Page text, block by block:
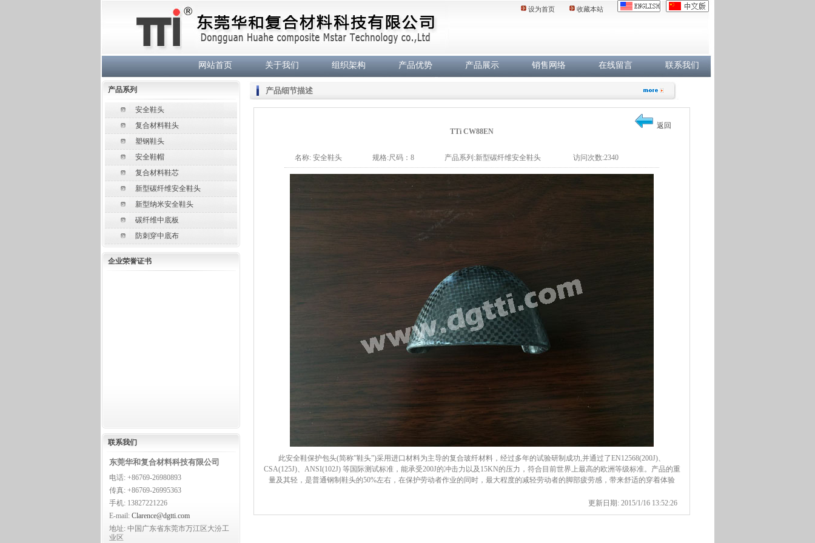
收藏本站
设为首页
联系我们
在线留言
销售网络
产品展示
产品优势
组织架构
关于我们
网站首页
产品系列
安全鞋头
复合材料鞋头
塑钢鞋头
安全鞋帽
复合材料鞋芯
新型碳纤维安全鞋头
新型纳米安全鞋头
碳纤维中底板
防刺穿中底布
企业荣誉证书
联系我们
东莞华和复合材料科技有限公司
电话: +86769-26980893
传真: +86769-26995363
手机: 13827221226
E-mail: Clarence@dgtti.com
地址: 中国广东省东莞市万江区大汾工
业区
产品细节描述
返回
TTi CW88EN
名称: 安全鞋头 规格:尺码：8 产品系列:新型碳纤维安全鞋头 访问次数:2340
此安全鞋保护包头(简称”鞋头”)采用进口材料为主导的复合玻纤材料，经过多年的试验研制成功,并通过了EN12568(200J)、
CSA(125J)、 ANSI(102J) 等国际测试标准，能承受200J的冲击力以及 15KN的压力，符合目前世界上最高的欧洲等级标准。产品的重
量及其轻，是普通钢制鞋头的50%左右，在保护劳动者作业的同时，最大程度的减轻劳动者的脚部疲劳感，带来舒适的穿着体验
更新日期: 2015/1/16 13:52:26